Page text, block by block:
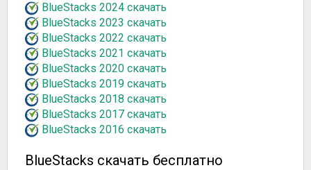
BlueStacks 2024 скачать
BlueStacks 2023 скачать
BlueStacks 2022 скачать
BlueStacks 2021 скачать
BlueStacks 2020 скачать
BlueStacks 2019 скачать
BlueStacks 2018 скачать
BlueStacks 2017 скачать
BlueStacks 2016 скачать
BlueStacks скачать бесплатно